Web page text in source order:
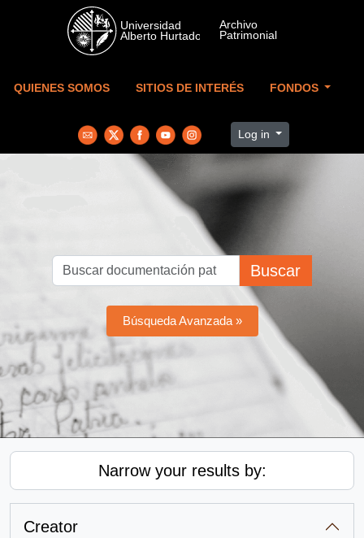
Skip to main content
QUIENES SOMOS SITIOS DE INTERÉS FONDOS
Log in
Buscar
Búsqueda Avanzada »
Narrow your results by:
Creator